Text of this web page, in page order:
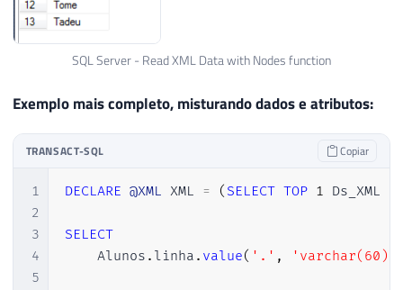
SQL Server - Read XML Data with Nodes function
Exemplo mais completo, misturando dados e atributos:
TRANSACT-SQL Copiar
1
2
3
4
5
DECLARE @XML XML = ( SELECT TOP 1 Ds_XML
SELECT
    Alunos
. linha . value( '.' , 'varchar(60)'